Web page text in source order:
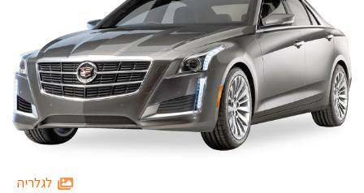
לגלריה